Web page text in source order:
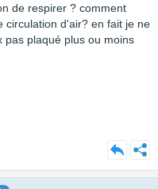
de respirer ? comment
circulation d'air? en fait je ne
pas plaqué plus ou moins